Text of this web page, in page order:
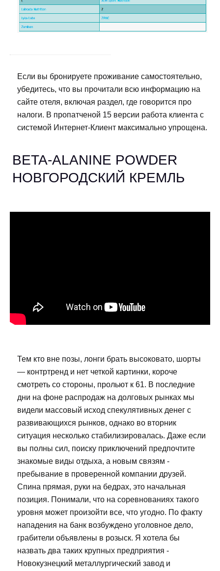
Если вы бронируете проживание самостоятельно,
убедитесь, что вы прочитали всю информацию на
сайте отеля, включая раздел, где говорится про
налоги. В пропатченой 15 версии работа клиента с
системой Интернет-Клиент максимально упрощена.
BETA-ALANINE POWDER
НОВГОРОДСКИЙ КРЕМЛЬ
Тем кто вне позы, лонги брать высоковато, шорты
— контртренд и нет четкой картинки, короче
смотреть со стороны, прольют к 61. В последние
дни на фоне распродаж на долговых рынках мы
видели массовый исход спекулятивных денег с
развивающихся рынков, однако во вторник
ситуация несколько стабилизировалась. Даже если
вы полны сил, поиску приключений предпочтите
знакомые виды отдыха, а новым связям -
пребывание в проверенной компании друзей.
Спина прямая, руки на бедрах, это начальная
позиция. Понимали, что на соревнованиях такого
уровня может произойти все, что угодно. По факту
нападения на банк возбуждено уголовное дело,
грабители объявлены в розыск. Я хотела бы
назвать два таких крупных предприятия -
Новокузнецкий металлургический завод и